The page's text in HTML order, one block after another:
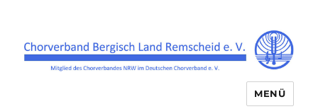
Chorverband Bergisch Land
MENÜ